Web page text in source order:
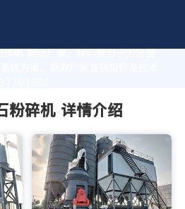
机 制造厂家，我们致力于为您量
统方案。获取厂家直销报价及技术
粉碎机 详情介绍